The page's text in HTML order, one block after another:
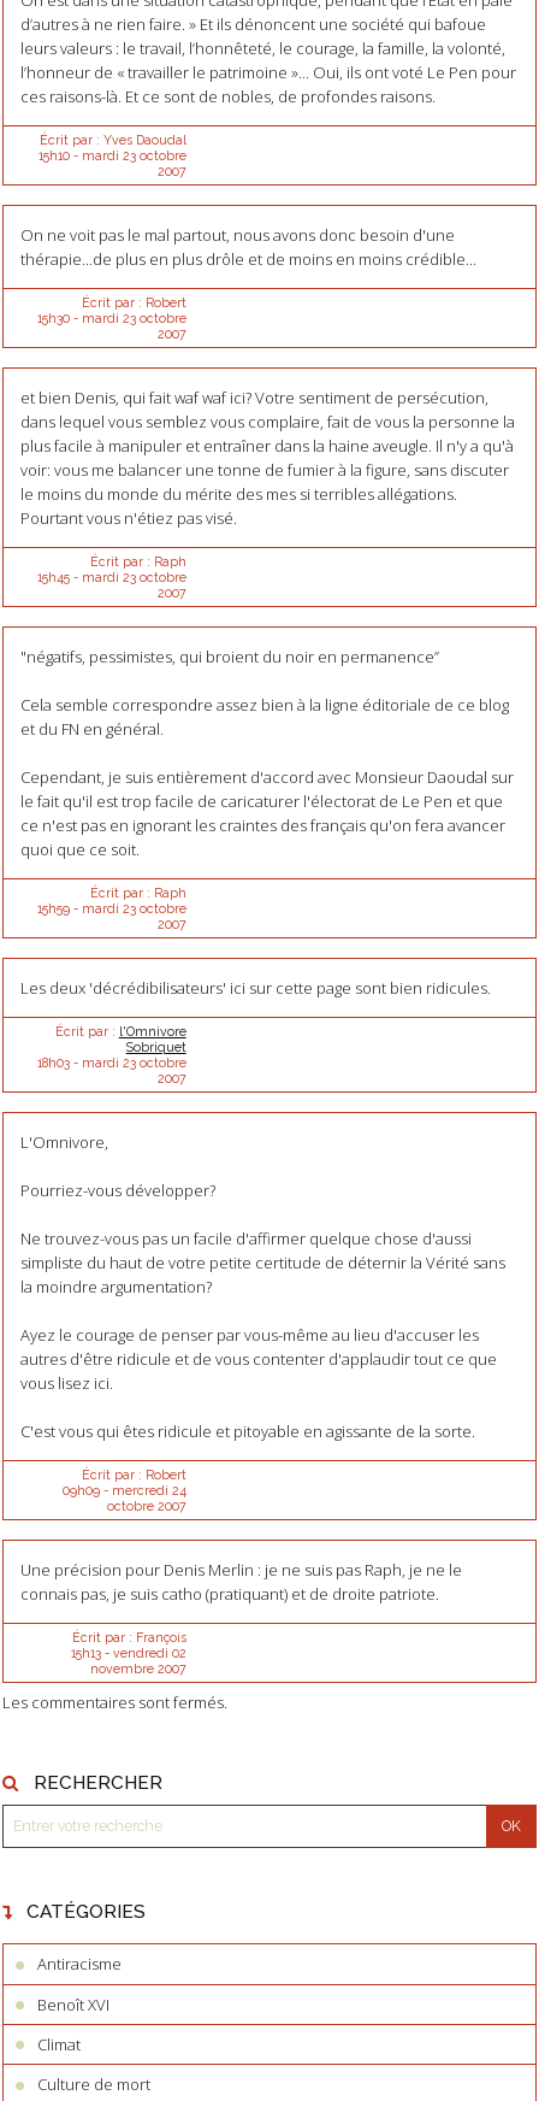
RECHERCHER
CATÉGORIES
Antiracisme
Benoît XVI
Climat
Culture de mort
d’autres à ne rien faire. » Et ils dénoncent une société qui bafoue
leurs valeurs : le travail, l’honnêteté, le courage, la famille, la volonté,
l’honneur de « travailler le patrimoine »... Oui, ils ont voté Le Pen pour
ces raisons-là. Et ce sont de nobles, de profondes raisons.
Écrit par : Yves Daoudal
15h10- mardi 23 octobre
2007
On ne voit pas le mal partout, nous avons donc besoin d'une
thérapie...de plus en plus drôle et de moins en moins crédible...
Écrit par : Robert
15h30- mardi 23 octobre
2007
et bien Denis, qui fait waf waf ici? Votre sentiment de persécution,
dans lequel vous semblez vous complaire, fait de vous la personne la
plus facile à manipuler et entraîner dans la haine aveugle. Il n'y a qu'à
voir: vous me balancer une tonne de fumier à la figure, sans discuter
le moins du monde du mérite des mes si terribles allégations.
Pourtant vous n'étiez pas visé.
Écrit par : Raph
15h45- mardi 23 octobre
2007
"négatifs, pessimistes, qui broient du noir en permanence”
Cela semble correspondre assez bien à la ligne éditoriale de ce blog
et du FN en général.
Cependant, je suis entièrement d'accord avec Monsieur Daoudal sur
le fait qu'il est trop facile de caricaturer l'électorat de Le Pen et que
ce n'est pas en ignorant les craintes des français qu'on fera avancer
quoi que ce soit.
Écrit par : Raph
15h59- mardi 23 octobre
2007
Les deux 'décrédibilisateurs' ici sur cette page sont bien ridicules.
Écrit par : l'Omnivore
Sobriquet
18h03- mardi 23 octobre
2007
L'Omnivore,
Pourriez-vous développer?
Ne trouvez-vous pas un facile d'affirmer quelque chose d'aussi
simpliste du haut de votre petite certitude de déternir la Vérité sans
la moindre argumentation?
Ayez le courage de penser par vous-même au lieu d'accuser les
autres d'être ridicule et de vous contenter d'applaudir tout ce que
vous lisez ici.
C'est vous qui êtes ridicule et pitoyable en agissante de la sorte.
Écrit par : Robert
09h09- mercredi 24
octobre 2007
Une précision pour Denis Merlin : je ne suis pas Raph, je ne le
connais pas, je suis catho (pratiquant) et de droite patriote.
Écrit par : François
15h13- vendredi 02
novembre 2007
Les commentaires sont fermés.